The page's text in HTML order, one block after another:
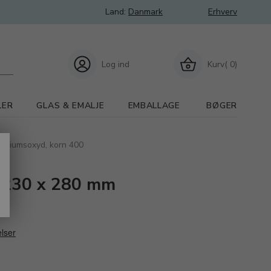
Land: Danmark Erhverv
Kurv( 0)
Log ind
GLAS & EMALJE EMBALLAGE BØGER
korn 400
x 280 mm